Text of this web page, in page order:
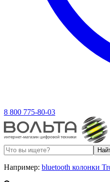
8 800 775-80-03
Например: bluetooth колонки